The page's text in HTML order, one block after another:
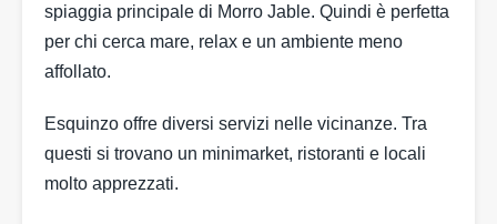
spiaggia principale di Morro Jable. Quindi è perfetta
per chi cerca mare, relax e un ambiente meno
affollato.
Esquinzo offre diversi servizi nelle vicinanze. Tra
questi si trovano un minimarket, ristoranti e locali
molto apprezzati.